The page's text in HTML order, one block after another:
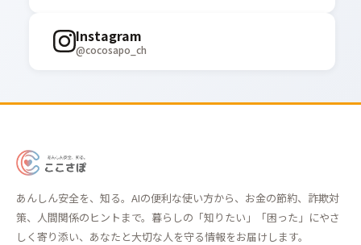
Instagram
@cocosapo_ch
あ
ん
し
ん
あんしん安全を、知る。AIの便利な使い方から、お金の節約、詐欺対
策、人間関係のヒントまで。暮らしの「知りたい」「困った」にやさ
しく寄り添い、あなたと大切な人を守る情報をお届けします。